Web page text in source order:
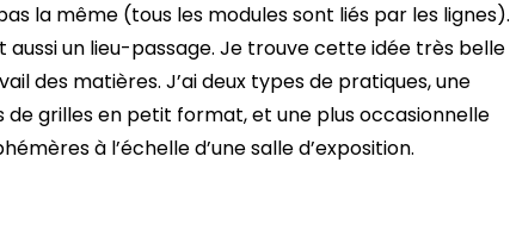
la même (tous les modules sont liés par les lignes).
aussi un lieu-passage. Je trouve cette idée très belle
des matières. J’ai deux types de pratiques, une
de grilles en petit format, et une plus occasionnelle
à l’échelle d’une salle d’exposition.